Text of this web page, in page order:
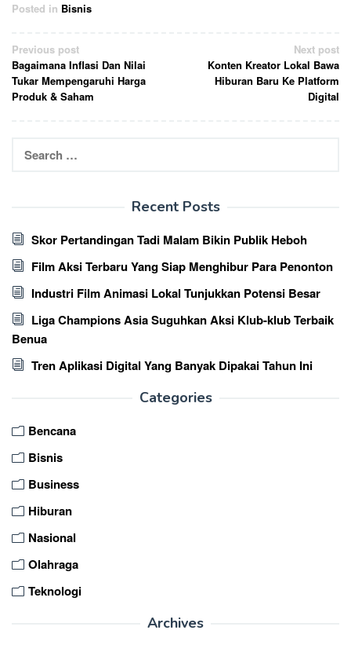
Posted in Bisnis
Post
navigation
Previous post
Bagaimana Inflasi Dan Nilai
Tukar Mempengaruhi Harga
Produk & Saham
Next post
Konten Kreator Lokal Bawa
Hiburan Baru Ke Platform
Digital
for:
Recent Posts
Skor Pertandingan Tadi Malam Bikin Publik Heboh
Film Aksi Terbaru Yang Siap Menghibur Para Penonton
Industri Film Animasi Lokal Tunjukkan Potensi Besar
Liga Champions Asia Suguhkan Aksi Klub-klub Terbaik
Benua
Tren Aplikasi Digital Yang Banyak Dipakai Tahun Ini
Categories
Bencana
Bisnis
Business
Hiburan
Nasional
Olahraga
Teknologi
Archives